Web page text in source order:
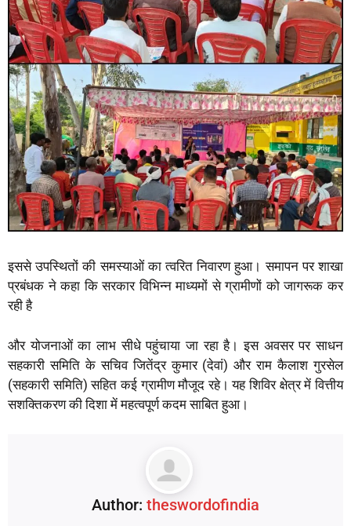
इससे उपस्थितों की समस्याओं का त्वरित निवारण हुआ। समापन पर शाखा
प्रबंधक ने कहा कि सरकार विभिन्न माध्यमों से ग्रामीणों को जागरूक कर
रही है
और योजनाओं का लाभ सीधे पहुंचाया जा रहा है। इस अवसर पर साधन
सहकारी समिति के सचिव जितेंद्र कुमार (देवां) और राम कैलाश गुरसेल
(सहकारी समिति) सहित कई ग्रामीण मौजूद रहे। यह शिविर क्षेत्र में वित्तीय
सशक्तिकरण की दिशा में महत्वपूर्ण कदम साबित हुआ।
Author: theswordofindia